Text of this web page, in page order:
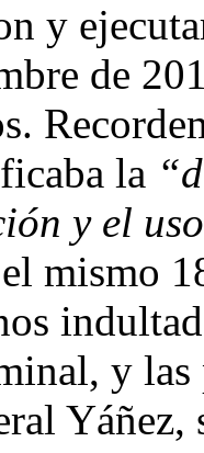
y
de
la
y el
mismo
y las
Yáñez,